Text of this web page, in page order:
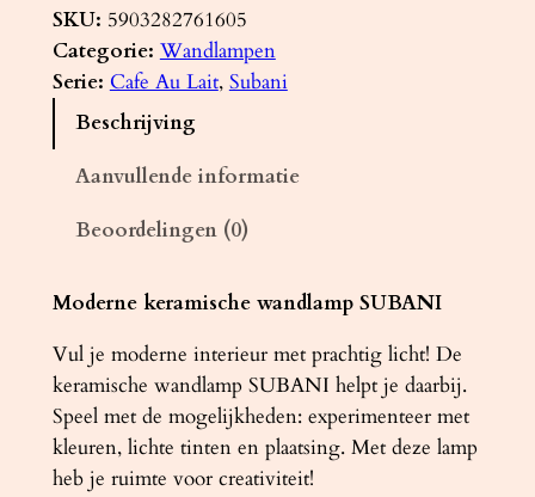
n
d
l
a
i
e
k
S
U
SKU: 5903282761605
Categorie: Wandlampen
Serie: Cafe Au Lait, Subani
Beschrijving
Aanvullende informatie
Beoordelingen (0)
Moderne keramische wandlamp SUBANI
Vul je moderne interieur met prachtig licht! De
keramische wandlamp SUBANI helpt je daarbij.
Speel met de mogelijkheden: experimenteer met
kleuren, lichte tinten en plaatsing. Met deze lamp
heb je ruimte voor creativiteit!